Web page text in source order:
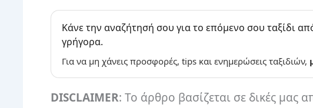
Κάνε την αναζήτησή σου για το επόμενο σου ταξίδι
γρήγορα.
Για να μη χάνεις προσφορές, tips και ενημερώσεις ταξιδιών,
DISCLAIMER: Το άρθρο βασίζεται σε δικές μας